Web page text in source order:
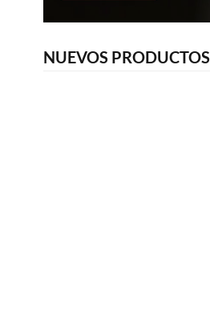
NUEVOS PRODUCTOS